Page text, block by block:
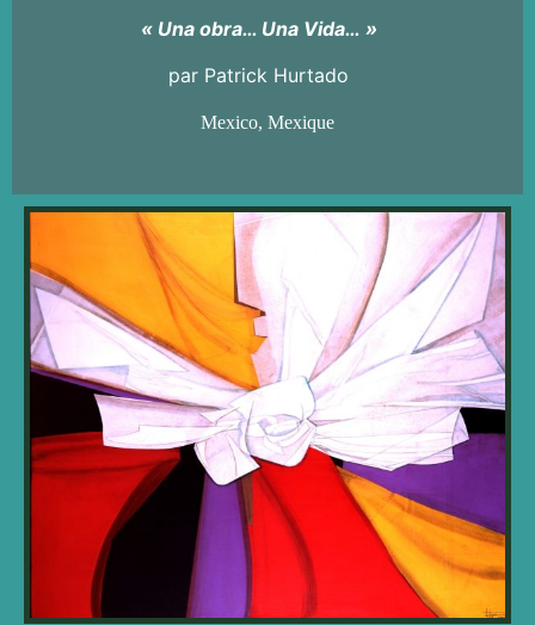
« Una obra… Una Vida… »
par Patrick Hurtado
Mexico, Mexique